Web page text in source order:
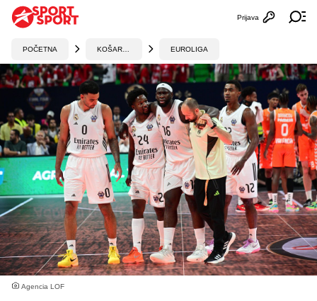
Otvori
Prijava
POČETNA EUROLIGA
Agencia LOF